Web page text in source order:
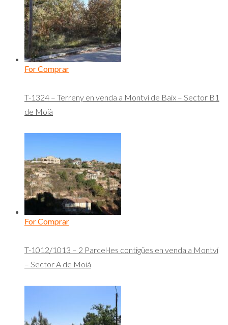
For Comprar
T-1324 – Terreny en venda a Montví de Baix – Sector B1
de Moià
For Comprar
T-1012/1013 – 2 Parcel·les contigües en venda a Montví
– Sector A de Moià